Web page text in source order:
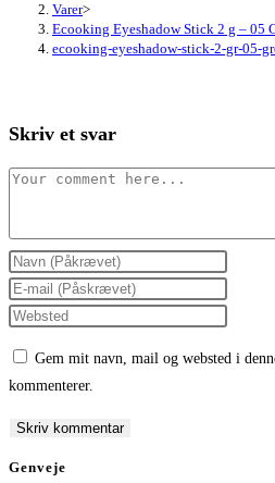
Varer>
Ecooking Eyeshadow Stick 2 g – 05
ecooking-eyeshadow-stick-2-gr-05-
Skriv et svar
Comment
Enter
your
name
comment
Enter
your
comment
Enter
(optional)
Gem mit navn, mail og websted i
kommenterer.
Genveje